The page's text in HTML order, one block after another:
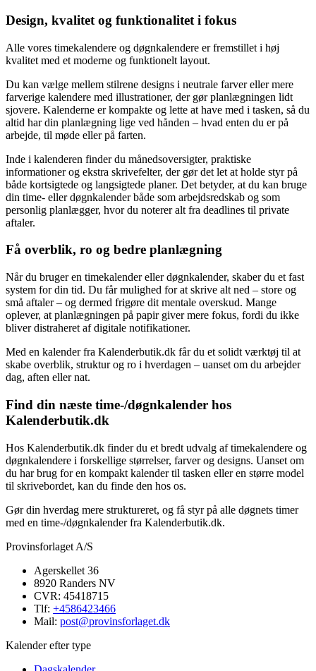
Design, kvalitet og funktionalitet i fokus
Alle vores timekalendere og døgnkalendere er fremstillet i høj
kvalitet med et moderne og funktionelt layout.
Du kan vælge mellem stilrene designs i neutrale farver eller mere
farverige kalendere med illustrationer, der gør planlægningen lidt
sjovere. Kalenderne er kompakte og lette at have med i tasken, så du
altid har din planlægning lige ved hånden – hvad enten du er på
arbejde, til møde eller på farten.
Inde i kalenderen finder du månedsoversigter, praktiske
informationer og ekstra skrivefelter, der gør det let at holde styr på
både kortsigtede og langsigtede planer. Det betyder, at du kan bruge
din time- eller døgnkalender både som arbejdsredskab og som
personlig planlægger, hvor du noterer alt fra deadlines til private
aftaler.
Få overblik, ro og bedre planlægning
Når du bruger en timekalender eller døgnkalender, skaber du et fast
system for din tid. Du får mulighed for at skrive alt ned – store og
små aftaler – og dermed frigøre dit mentale overskud. Mange
oplever, at planlægningen på papir giver mere fokus, fordi du ikke
bliver distraheret af digitale notifikationer.
Med en kalender fra Kalenderbutik.dk får du et solidt værktøj til at
skabe overblik, struktur og ro i hverdagen – uanset om du arbejder
dag, aften eller nat.
Find din næste time-/døgnkalender hos
Kalenderbutik.dk
Hos Kalenderbutik.dk finder du et bredt udvalg af timekalendere og
døgnkalendere i forskellige størrelser, farver og designs. Uanset om
du har brug for en kompakt kalender til tasken eller en større model
til skrivebordet, kan du finde den hos os.
Gør din hverdag mere struktureret, og få styr på alle døgnets timer
med en time-/døgnkalender fra Kalenderbutik.dk.
Provinsforlaget A/S
Agerskellet 36
8920 Randers NV
CVR: 45418715
Tlf: +4586423466
Mail: post@provinsforlaget.dk
Kalender efter type